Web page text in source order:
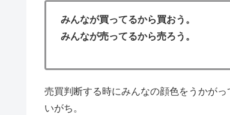
みんなが買ってるから買おう。
みんなが売ってるから売ろう。
売買判断する時にみんなの顔色をうかが
いがち。